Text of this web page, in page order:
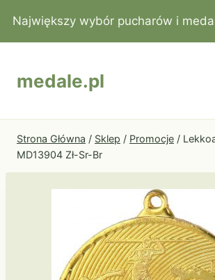
do
treści
Największy wybór pucharów i
medale.pl
Strona Główna / Sklep / Promocje /
MD13904 Zł-Sr-Br